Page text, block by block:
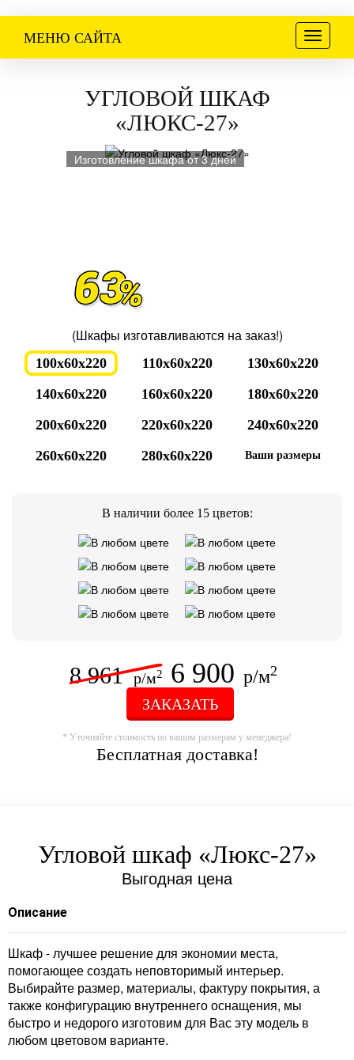
Меню
МЕНЮ САЙТА
УГЛОВОЙ ШКАФ
«ЛЮКС-27»
Изготовление шкафа от 3 дней
(Шкафы изготавливаются на заказ!)
100x60x220 110x60x220
130x60x220
140x60x220
160x60x220
180x60x220
200x60x220
220x60x220
240x60x220
260x60x220
280x60x220 Ваши размеры
В наличии более 15 цветов:
8 961 р/м2 6 900 р/м2
ЗАКАЗАТЬ
* Уточняйте стоимость по вашим размерам у менеджера!
Бесплатная доставка!
Угловой шкаф «Люкс-27»
Выгодная цена
Описание
Шкаф - лучшее решение для экономии места,
помогающее создать неповторимый интерьер.
Выбирайте размер, материалы, фактуру покрытия, а
также конфигурацию внутреннего оснащения, мы
быстро и недорого изготовим для Вас эту модель в
любом цветовом варианте.